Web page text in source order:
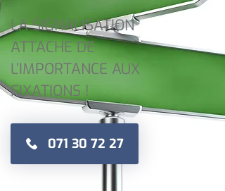
LA SIGNALISATION
ATTACHE DE
L’IMPORTANCE AUX
FIXATIONS !
071 30 72 27